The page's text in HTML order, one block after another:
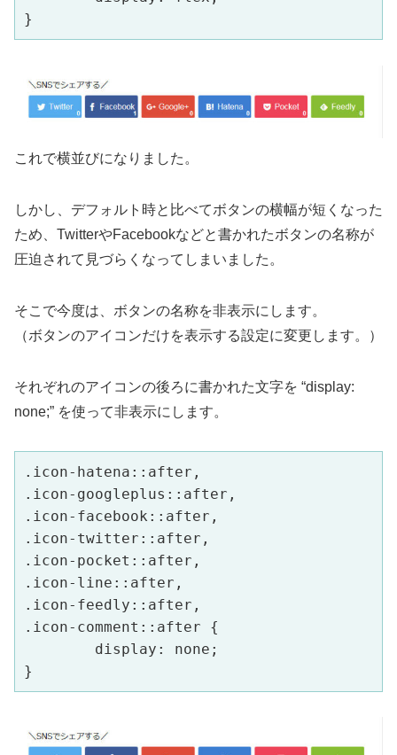
これで横並びになりました。
しかし、デフォルト時と比べてボタンの横幅が短くなった
ため、TwitterやFacebookなどと書かれたボタンの名称が
圧迫されて見づらくなってしまいました。
そこで今度は、ボタンの名称を非表示にします。
（ボタンのアイコンだけを表示する設定に変更します。）
それぞれのアイコンの後ろに書かれた文字を “display:
none;” を使って非表示にします。
.icon-hatena::after,
.icon-googleplus::after,
.icon-facebook::after,
.icon-twitter::after,
.icon-pocket::after,
.icon-line::after,
.icon-feedly::after,
.icon-comment::after {